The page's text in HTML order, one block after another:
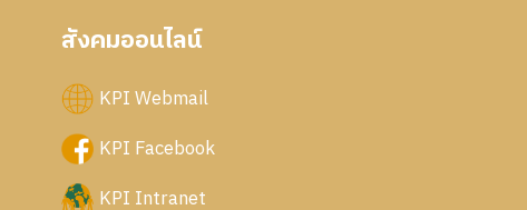
สังคมออนไลน์
KPI Webmail
KPI Facebook
KPI Intranet